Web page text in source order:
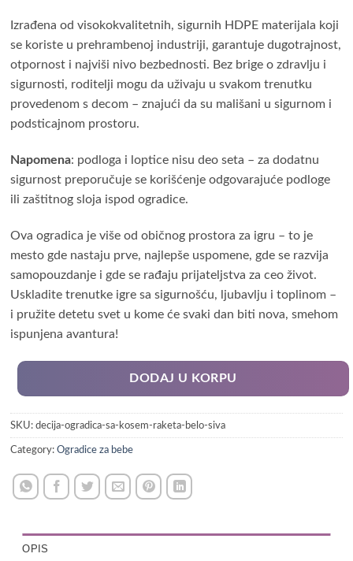
Izrađena od visokokvalitetnih, sigurnih HDPE materijala koji
se koriste u prehrambenoj industriji, garantuje dugotrajnost,
otpornost i najviši nivo bezbednosti. Bez brige o zdravlju i
sigurnosti, roditelji mogu da uživaju u svakom trenutku
provedenom s decom – znajući da su mališani u sigurnom i
podsticajnom prostoru.
Napomena: podloga i loptice nisu deo seta – za dodatnu
sigurnost preporučuje se korišćenje odgovarajuće podloge
ili zaštitnog sloja ispod ogradice.
Ova ogradica je više od običnog prostora za igru – to je
mesto gde nastaju prve, najlepše uspomene, gde se razvija
samopouzdanje i gde se rađaju prijateljstva za ceo život.
Uskladite trenutke igre sa sigurnošću, ljubavlju i toplinom –
i pružite detetu svet u kome će svaki dan biti nova, smehom
ispunjena avantura!
DODAJ U KORPU
SKU:decija-ogradica-sa-kosem-raketa-belo-siva
Category:Ogradice za bebe
OPIS